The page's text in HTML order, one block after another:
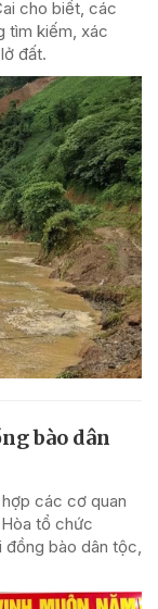
cho biết, các
tìm kiếm, xác
đất.
bào dân
các cơ quan
tổ chức
đồng bào dân tộc,